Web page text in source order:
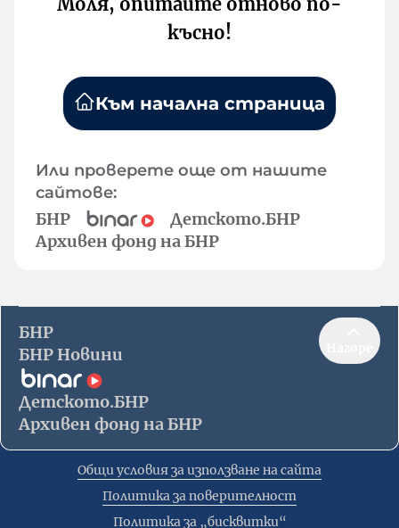
късно!
Към начална страница
Или проверете още от нашите
сайтове:
БНР
Детското.БНР
Архивен фонд на БНР
БНР
БНР Новини
Детското.БНР
Архивен фонд на БНР
Общи условия за използване на сайта
Политика за поверителност
Политика за „бисквитки“